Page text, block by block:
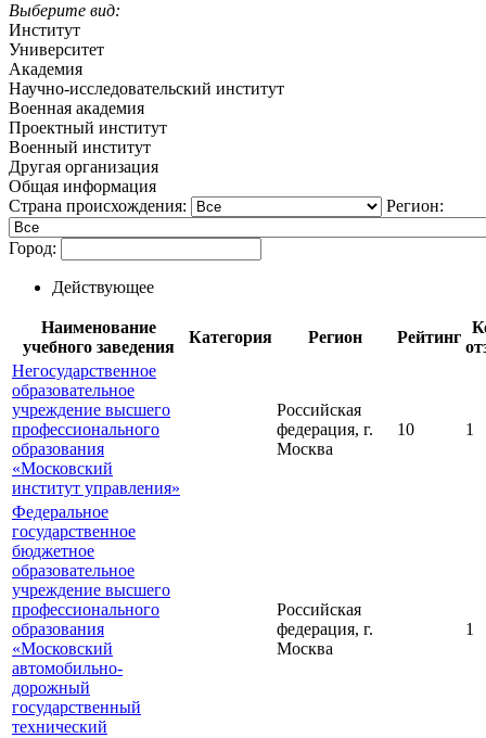
Выберите вид:
Институт
Университет
Академия
Научно-исследовательский институт
Военная академия
Проектный институт
Военный институт
Другая организация
Общая информация
Страна происхождения:
Регион:
Город:
Действующее
Наименование
учебного заведения
Категория Регион Рейтинг
Негосударственное
образовательное
учреждение высшего
профессионального
образования
«Московский
институт управления»
Российская
федерация, г.
Москва
10 1
Федеральное
государственное
бюджетное
образовательное
учреждение высшего
профессионального
образования
«Московский
автомобильно-
дорожный
государственный
технический
Российская
федерация, г.
Москва
1